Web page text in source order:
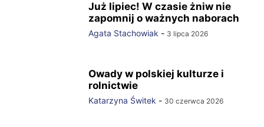
Już lipiec! W czasie żniw nie
zapomnij o ważnych naborach
Agata Stachowiak - 3 lipca 2026
Owady w polskiej kulturze i
rolnictwie
Katarzyna Świtek - 30 czerwca 2026